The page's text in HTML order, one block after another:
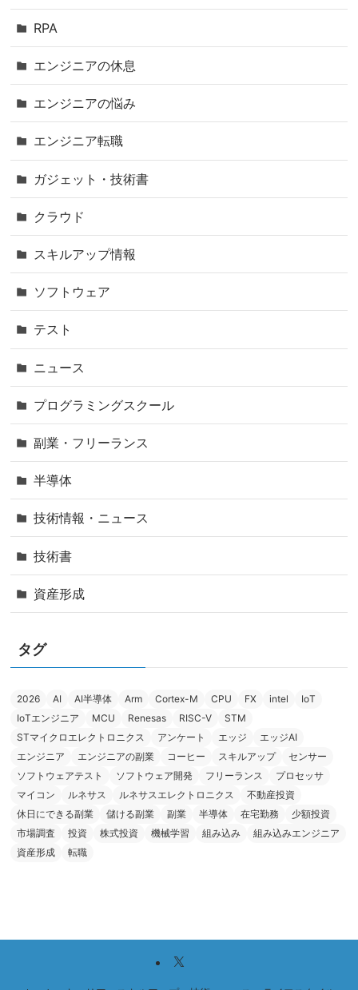
RPA
エンジニアの休息
エンジニアの悩み
エンジニア転職
ガジェット・技術書
クラウド
スキルアップ情報
ソフトウェア
テスト
ニュース
プログラミングスクール
副業・フリーランス
半導体
技術情報・ニュース
技術書
資産形成
タグ
2026 AI AI半導体 Arm Cortex-M CPU FX intel
IoT
IoTエンジニア
MCU Renesas RISC-V
STM
STマイクロエレクトロニクス
アンケート エッジ
エッジAI
エンジニア
エンジニアの副業 コーヒー スキルアップ
センサー
ソフトウェアテスト
ソフトウェア開発 フリーランス
プロセッサ
マイコン
ルネサス ルネサスエレクトロニクス
不動産投資
休日にできる副業
儲ける副業 副業 半導体 在宅勤務
少額投資
市場調査
投資 株式投資 機械学習 組み込み
組み込みエンジニア
資産形成
転職